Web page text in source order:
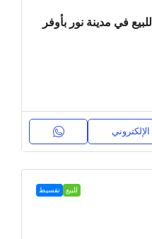
في مدينة نور بأوفر
الإلكتروني
للبيع تقسيط